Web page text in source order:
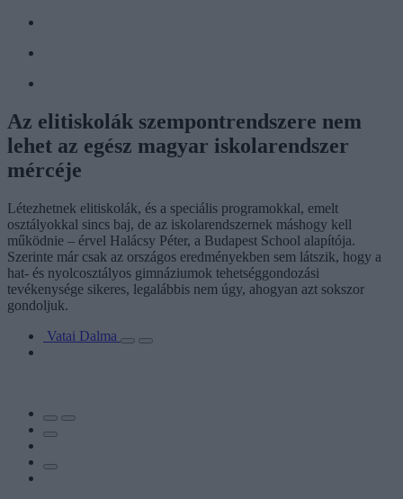
Az elitiskolák szempontrendszere nem
lehet az egész magyar iskolarendszer
mércéje
Létezhetnek elitiskolák, és a speciális programokkal, emelt
osztályokkal sincs baj, de az iskolarendszernek máshogy kell
működnie – érvel Halácsy Péter, a Budapest School alapítója.
Szerinte már csak az országos eredményekben sem látszik, hogy a
hat- és nyolcosztályos gimnáziumok tehetséggondozási
tevékenysége sikeres, legalábbis nem úgy, ahogyan azt sokszor
gondoljuk.
Vatai Dalma